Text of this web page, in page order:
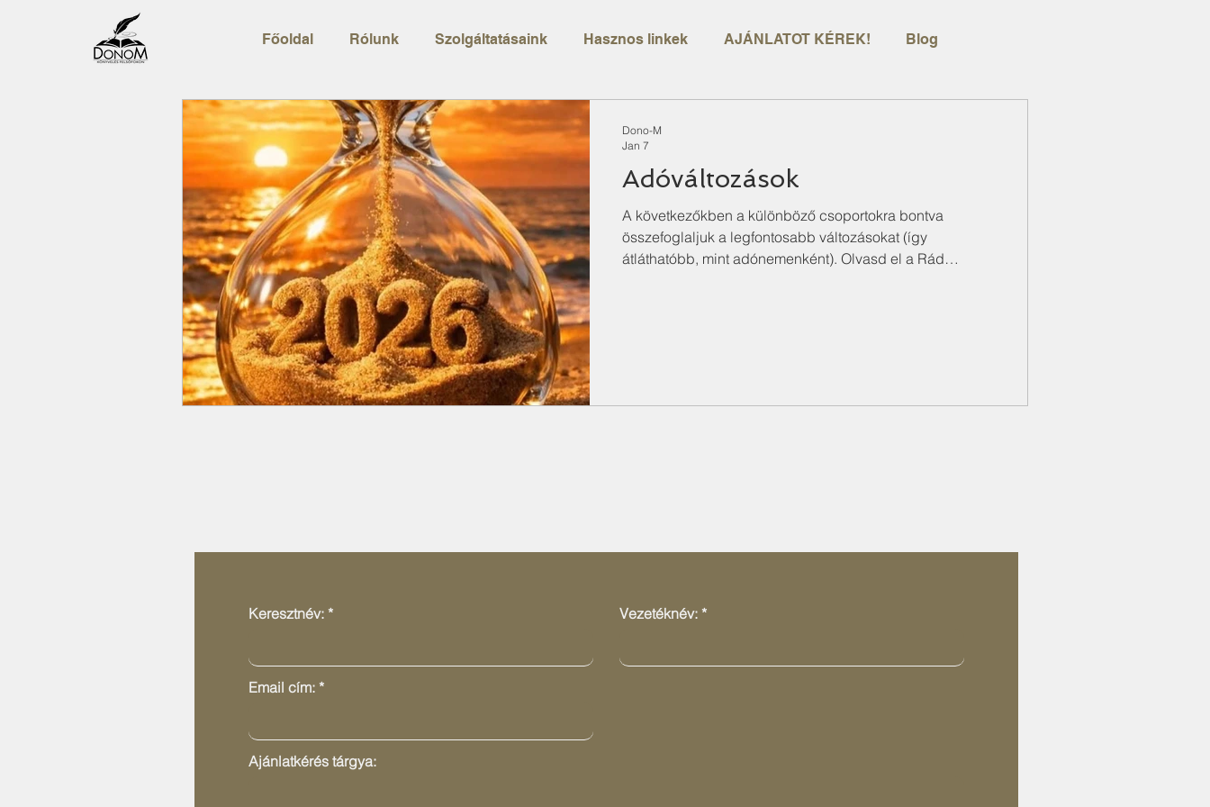
Főoldal Rólunk Szolgáltatásaink Hasznos linkek AJÁNLATOT KÉREK! Blog
Adóváltozások
A következőkben a különböző csoportokra bontva
összefoglaljuk a legfontosabb változásokat (így
átláthatóbb, mint adónemenként). Olvasd el a Rád
Dono-M
Jan 7
Keresztnév: Vezetéknév:
Email cím:
Ajánlatkérés tárgya: